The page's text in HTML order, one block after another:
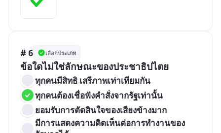
# 6 เลือกประเภท
ข้อใดไม่ใช่ลักษณะของประชาธิปไตย
ทุกคนต้องเชื่อฟังคำสั่งจากรัฐเท่านั้น
ยอมรับการตัดสินใจของเสียงข้างมาก
มีการแสดงความคิดเห็นต่อการทำงานของ